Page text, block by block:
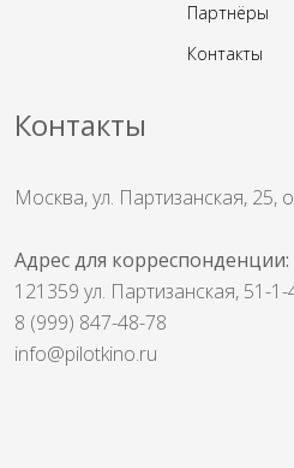
Партнёры
Контакты
Контакты
Москва, ул. Партизанская, 25,
Адрес для корреспонденции:
121359 ул. Партизанская, 51-1-
8 (999) 847-48-78
info@pilotkino.ru